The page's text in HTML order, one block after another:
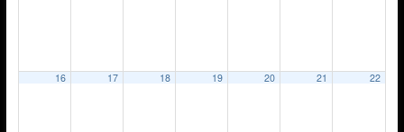
16 17 18 19 20 21 22